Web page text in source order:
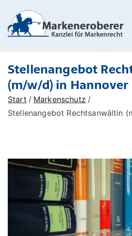
Inhalt
springen
tz,
Stellenangebot
(m/w/d) in Hannover
Start
Markenschutz
Stellenangebot Rechtsanwältin